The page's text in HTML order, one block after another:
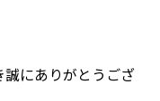
にありがとうござ